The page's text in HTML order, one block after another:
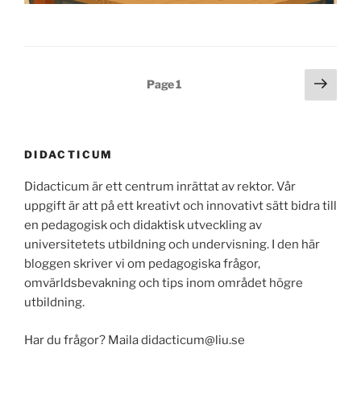
Page1
Next
page
DIDACTICUM
Didacticum är ett centrum inrättat av rektor. Vår
uppgift är att på ett kreativt och innovativt sätt bidra till
en pedagogisk och didaktisk utveckling av
universitetets utbildning och undervisning. I den här
bloggen skriver vi om pedagogiska frågor,
omvärldsbevakning och tips inom området högre
utbildning.
Har du frågor? Maila didacticum@liu.se